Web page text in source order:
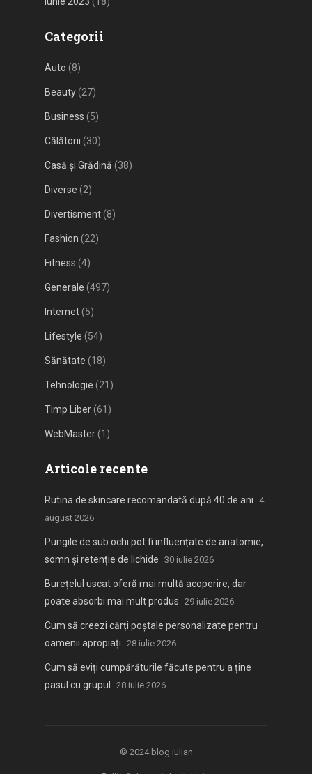
Categorii
Auto (8)
Beauty(27)
Business (5)
Călătorii (30)
Casă și Grădină (38)
Diverse (2)
Divertisment(8)
Fashion (22)
Fitness (4)
Generale (497)
Internet(5)
Lifestyle (54)
Sănătate (18)
Tehnologie (21)
Timp Liber(61)
WebMaster(1)
Articole recente
Rutina de skincare recomandată după 40 de ani
4
august 2026
Pungile de sub ochi pot fi influențate de anatomie,
somn și retenție de lichide 30 iulie 2026
Burețelul uscat oferă mai multă acoperire, dar
poate absorbi mai mult produs 29 iulie 2026
Cum să creezi cărți poștale personalizate pentru
oamenii apropiați 28 iulie 2026
Cum să eviți cumpărăturile făcute pentru a ține
pasul cu grupul
28 iulie 2026
© 2024 blog iulian